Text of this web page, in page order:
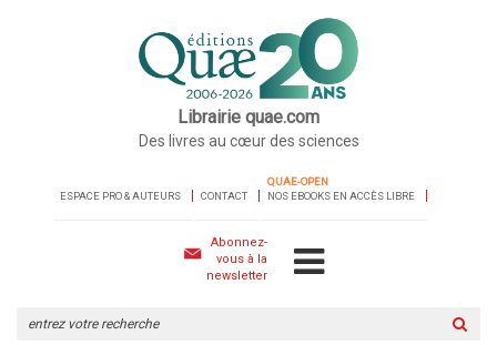
Librairie quae.com
Des livres au cœur des sciences
ESPACE PRO & AUTEURS CONTACT
QUAE-OPEN
NOS EBOOKS EN ACCÈS LIBRE
Abonnez-
vous à la
newsletter